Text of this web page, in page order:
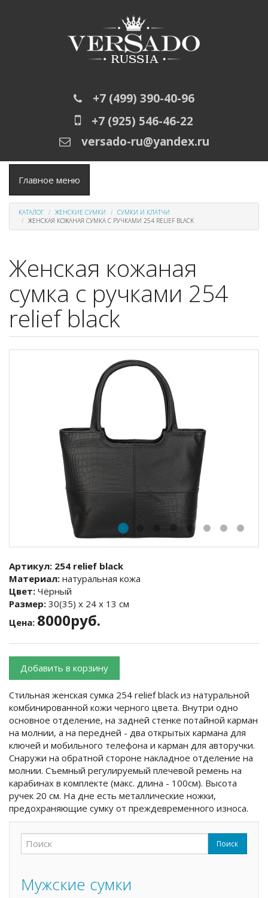
+7 (499) 390-40-96
+7 (925) 546-46-22
versado-ru@yandex.ru
Главное меню
КАТАЛОГ ЖЕНСКИЕ СУМКИ
СУМКИ И КЛАТЧИ
ЖЕНСКАЯ КОЖАНАЯ СУМКА С РУЧКАМИ 254 RELIEF BLACK
Женская кожаная
сумка с ручками 254
relief black
Артикул: 254 relief black
Материал: натуральная кожа
Цвет: Чёрный
Размер: 30(35) х 24 х 13 см
Цена: 8000руб.
Добавить в корзину
Стильная женская сумка 254 relief black из натуральной
комбинированной кожи черного цвета. Внутри одно
основное отделение, на задней стенке потайной карман
на молнии, а на передней - два открытых кармана для
ключей и мобильного телефона и карман для авторучки.
Снаружи на обратной стороне накладное отделение на
молнии. Съемный регулируемый плечевой ремень на
карабинах в комплекте (макс. длина - 100см). Высота
ручек 20 см. На дне есть металлические ножки,
предохраняющие сумку от преждевременного износа.
Форма поиска Поиск
Мужские сумки